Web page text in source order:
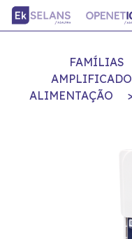
FAMÍLIAS
ALIMENTAÇÃO
>